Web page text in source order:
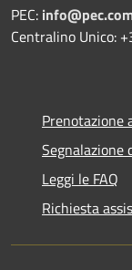
PEC:
Centralino Unico:
Prenotazione
Segnalazione
Leggi le FAQ
Richiesta